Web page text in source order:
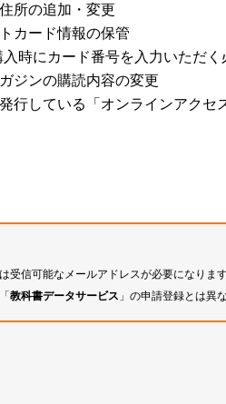
所の追加・変更
カード情報の保管
時にカード番号を入力いただく
ジンの購読内容の変更
発行している「オンラインアクセ
受信可能なメールアドレスが必要になります
教科書データサービス 」の申請登録とは異